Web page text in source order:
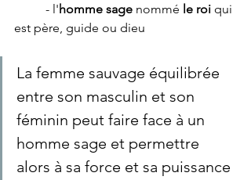
	- l'
homme sage nommé le roi qui
est père, guide ou dieu
La femme sauvage équilibrée
entre son masculin et son
féminin peut faire face à un
homme sage et permettre
alors à sa force et sa puissance